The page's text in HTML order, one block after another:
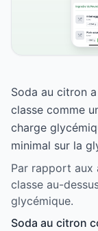
Soda au citron
classe comme
charge
minimal sur la
Par rapport aux
classe au-
glycémique.
Soda au citron